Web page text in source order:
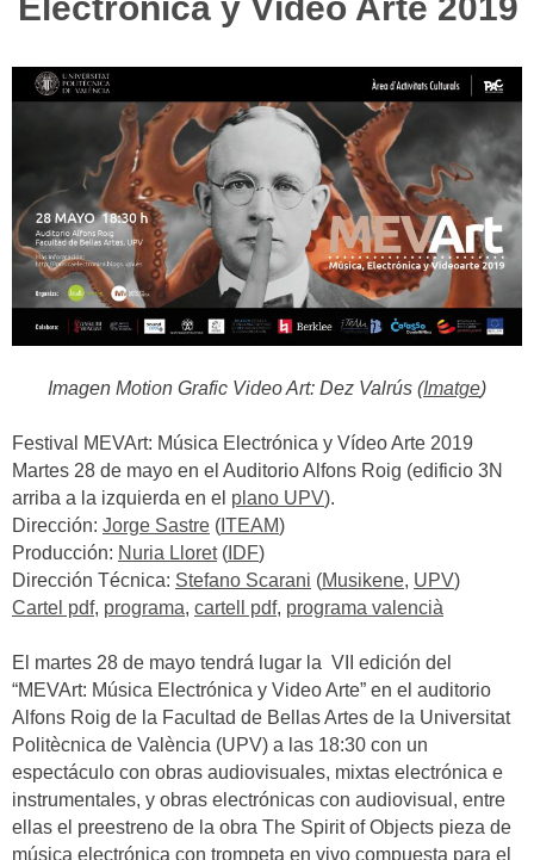
Electrónica y Vídeo Arte 2019
Imagen Motion Grafic Video Art: Dez Valrús (Imatge)
Festival MEVArt: Música Electrónica y Vídeo Arte 2019
Martes 28 de mayo en el Auditorio Alfons Roig (edificio 3N
arriba a la izquierda en el plano UPV).
Dirección: Jorge Sastre ( ITEAM)
Producción: Nuria Lloret( IDF)
Dirección Técnica: Stefano Scarani (Musikene, UPV)
Cartel pdf, programa, cartell pdf, programa valencià
El martes 28 de mayo tendrá lugar la VII edición del
“MEVArt: Música Electrónica y Video Arte” en el auditorio
Alfons Roig de la Facultad de Bellas Artes de la Universitat
Politècnica de València (UPV) a las 18:30 con un
espectáculo con obras audiovisuales, mixtas electrónica e
instrumentales, y obras electrónicas con audiovisual, entre
ellas el preestreno de la obra The Spirit of Objects pieza de
música electrónica con trompeta en vivo compuesta para el